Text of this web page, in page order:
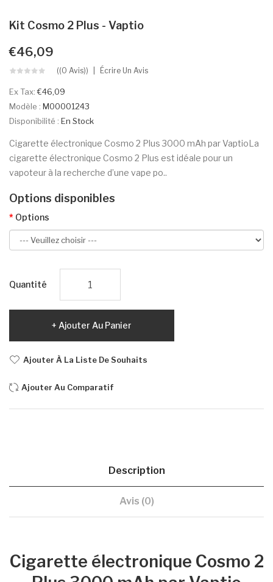
Kit Cosmo 2 Plus - Vaptio
€46,09
((0 Avis)) Écrire Un Avis
Ex Tax:€46,09
Modèle : M00001243
Disponibilité : En Stock
Cigarette électronique Cosmo 2 Plus 3000 mAh par VaptioLa
cigarette électronique Cosmo 2 Plus est idéale pour un
vapoteur à la recherche d’une vape po..
Options disponibles
Options
Quantité
Ajouter Au Panier
Ajouter À La Liste De Souhaits
Ajouter Au Comparatif
Description
Avis (0)
Cigarette électronique Cosmo 2